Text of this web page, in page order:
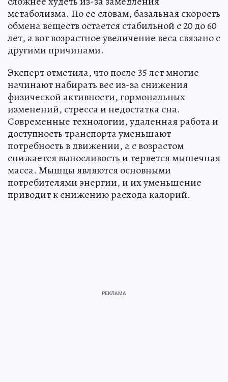
метаболизма. По ее словам, базальная скорость
обмена веществ остается стабильной с 20 до 60
лет, а вот возрастное увеличение веса связано с
другими причинами.
Эксперт отметила, что после 35 лет многие
начинают набирать вес из-за снижения
физической активности, гормональных
изменений, стресса и недостатка сна.
Современные технологии, удаленная работа и
доступность транспорта уменьшают
потребность в движении, а с возрастом
снижается выносливость и теряется мышечная
масса. Мышцы являются основными
потребителями энергии, и их уменьшение
приводит к снижению расхода калорий.